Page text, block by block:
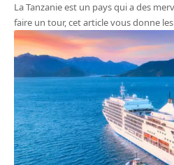
La Tanzanie est un pays qui a des
faire un tour, cet article vous donne